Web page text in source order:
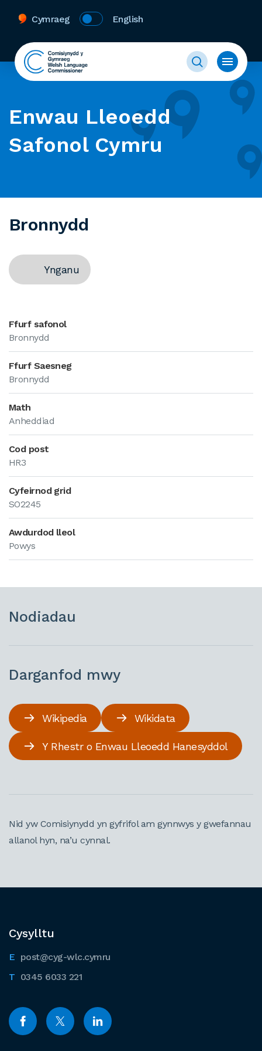
Cymraeg English
Enwau Lleoedd
Safonol Cymru
Bronnydd
Ynganu
Ffurf safonol
Bronnydd
Ffurf Saesneg
Bronnydd
Math
Anheddiad
Cod post
HR3
Cyfeirnod grid
SO2245
Awdurdod lleol
Powys
Nodiadau
Darganfod mwy
Wikipedia Wikidata
Y Rhestr o Enwau Lleoedd Hanesyddol
Nid yw Comisiynydd yn gyfrifol am gynnwys y gwefannau
allanol hyn, na’u cynnal.
Cysylltu
post@cyg-wlc.cymru
0345 6033 221